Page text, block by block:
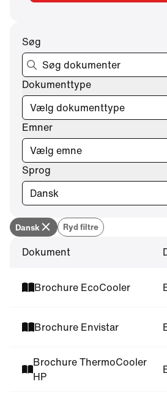
Søg
Dokumenttype
Vælg dokumenttype
Emner
Vælg emne
Sprog
Dansk
Dansk Ryd filtre
Dokument
Brochure EcoCooler
Brochure Envistar
Brochure ThermoCooler
HP